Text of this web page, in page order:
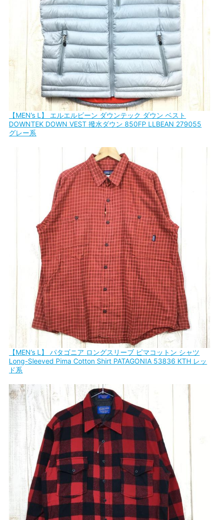
【MEN’s L】 エルエルビーン ダウンテック ダウン ベスト
DOWNTEK DOWN VEST 撥水ダウン 850FP LLBEAN 279055
グレー系
【MEN’s L】 パタゴニア ロングスリーブ ピマコットン シャツ
Long-Sleeved Pima Cotton Shirt PATAGONIA 53836 KTH レッ
ド系